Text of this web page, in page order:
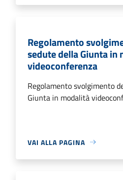
Regolamento
sedute della Giunta in
videoconferenza
Regolamento svolgimento
Giunta in modalità
VAI ALLA PAGINA